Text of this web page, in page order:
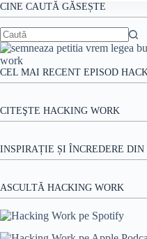
CINE CAUTĂ GĂSEȘTE
Niciun
rezultat
CEL MAI RECENT EPISOD
CITEŞTE HACKING WORK
INSPIRAȚIE ȘI ÎNCREDERE
ASCULTĂ HACKING WORK